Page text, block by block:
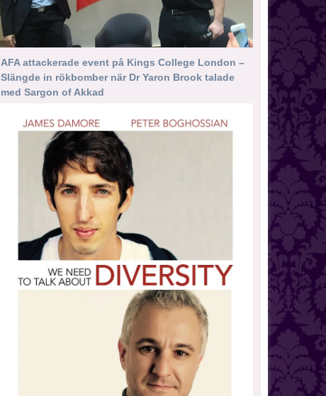
AFA attackerade event på Kings College London –
Slängde in rökbomber när Dr Yaron Brook talade
med Sargon of Akkad